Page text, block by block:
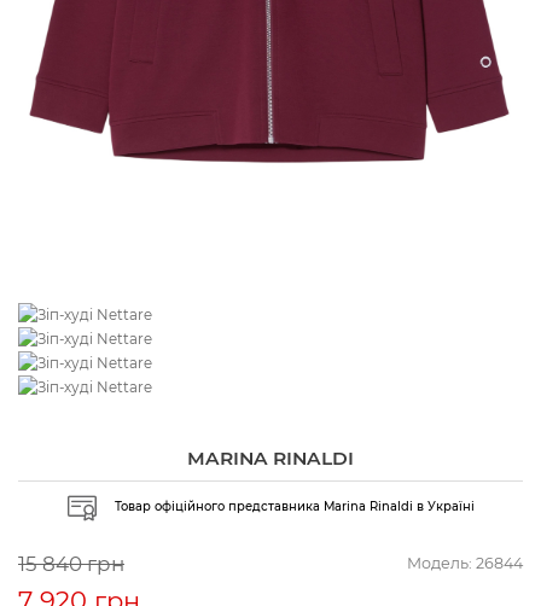
MARINA RINALDI
Товар офіційного представника Marina Rinaldi в Україні
Модель: 26844
15 840 грн